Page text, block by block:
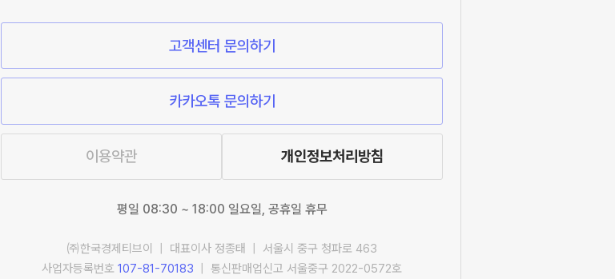
고객센터 문의하기
카카오톡 문의하기
이용약관 개인정보처리방침
평일 08:30 ~ 18:00 일요일, 공휴일 휴무
㈜한국경제티브이 | 대표이사 정종태 | 서울시 중구 청파로 463
사업자등록번호 107-81-70183 | 통신판매업신고 서울중구 2022-0572호